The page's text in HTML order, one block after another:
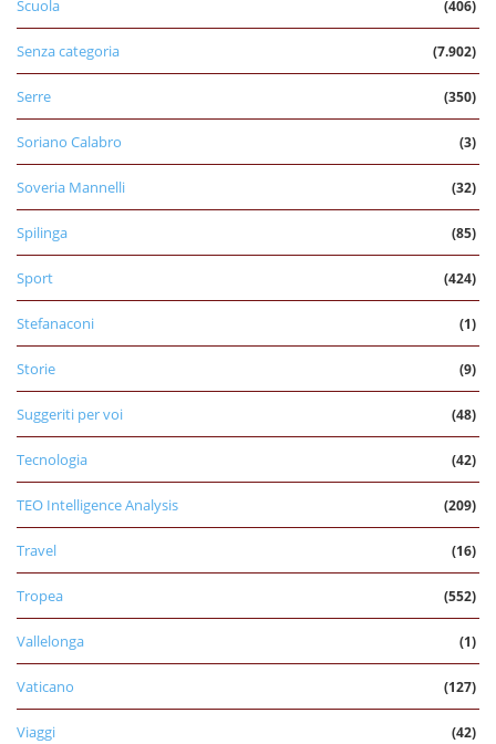
Scuola (406)
Senza categoria (7.902)
Serre (350)
Soriano Calabro (3)
Soveria Mannelli (32)
Spilinga (85)
Sport (424)
Stefanaconi (1)
Storie (9)
Suggeriti per voi (48)
Tecnologia (42)
TEO Intelligence Analysis (209)
Travel (16)
Tropea (552)
Vallelonga (1)
Vaticano (127)
Viaggi (42)